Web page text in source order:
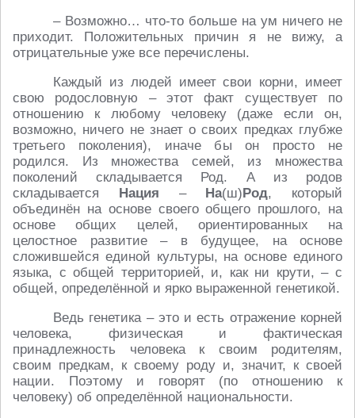
– Возможно… что-то больше на ум ничего не
приходит. Положительных причин я не вижу, а
отрицательные уже все перечислены.
Каждый из людей имеет свои корни, имеет
свою родословную – этот факт существует по
отношению к любому человеку (даже если он,
возможно, ничего не знает о своих предках глубже
третьего поколения), иначе бы он просто не
родился. Из множества семей, из множества
поколений складывается Род. А из родов
складывается Нация – На(ш)Род, который
объединён на основе своего общего прошлого, на
основе общих целей, ориентированных на
целостное развитие – в будущее, на основе
сложившейся единой культуры, на основе единого
языка, с общей территорией, и, как ни крути, – с
общей, определённой и ярко выраженной генетикой.
Ведь генетика – это и есть отражение корней
человека, физическая и фактическая
принадлежность человека к своим родителям,
своим предкам, к своему роду и, значит, к своей
нации. Поэтому и говорят (по отношению к
человеку) об определённой национальности.